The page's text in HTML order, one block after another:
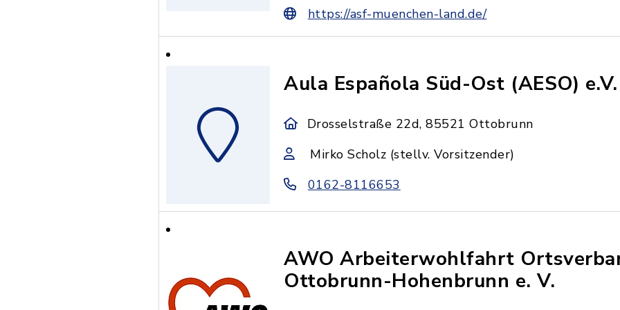
https://asf-muenchen-land.de/
Aula Española Süd-Ost (AESO) e.V.
Drosselstraße 22d, 85521 Ottobrunn
Mirko Scholz (stellv. Vorsitzender)
0162-8116653
AWO Arbeiterwohlfahrt
Ottobrunn-Hohenbrunn e. V.